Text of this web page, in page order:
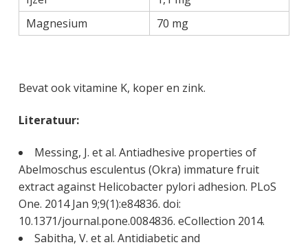
Magnesium
70 mg
Bevat ook vitamine K, koper en zink.
Literatuur:
Messing, J. et al. Antiadhesive properties of
Abelmoschus esculentus (Okra) immature fruit
extract against Helicobacter pylori adhesion. PLoS
One. 2014 Jan 9;9(1):e84836. doi:
10.1371/journal.pone.0084836. eCollection 2014.
Sabitha, V. et al. Antidiabetic and